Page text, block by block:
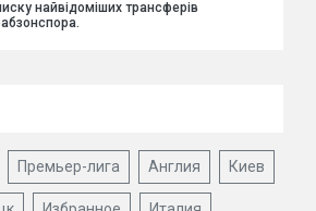
найвідоміших трансферів
Премьер-лига Англия Киев